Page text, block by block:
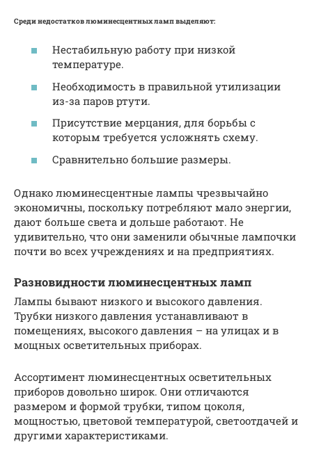
Среди недостатков люминесцентных ламп выделяют:
Нестабильную работу при низкой
температуре.
Необходимость в правильной утилизации
из-за паров ртути.
Присутствие мерцания, для борьбы с
которым требуется усложнять схему.
Сравнительно большие размеры.
Однако люминесцентные лампы чрезвычайно
экономичны, поскольку потребляют мало энергии,
дают больше света и дольше работают. Не
удивительно, что они заменили обычные лампочки
почти во всех учреждениях и на предприятиях.
Разновидности люминесцентных ламп
Лампы бывают низкого и высокого давления.
Трубки низкого давления устанавливают в
помещениях, высокого давления – на улицах и в
мощных осветительных приборах.
Ассортимент люминесцентных осветительных
приборов довольно широк. Они отличаются
размером и формой трубки, типом цоколя,
мощностью, цветовой температурой, светоотдачей и
другими характеристиками.